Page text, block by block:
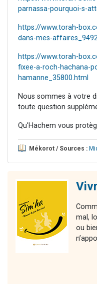
parnassa-pourquoi-s-
https://www.torah-
dans-mes-
https://www.torah-
fixee-a-roch-hachana-
hamanne_35800.html
Nous sommes à votre
toute question
Qu'Hachem vous
Mékorot / Sources :
mal,
ou